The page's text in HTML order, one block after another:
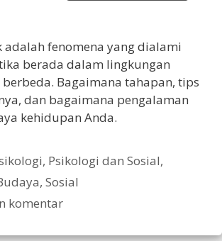
adalah fenomena yang dialami
berada dalam lingkungan
Bagaimana tahapan, tips
dan bagaimana pengalaman
kehidupan Anda.
, Psikologi dan Sosial,
, Sosial
komentar